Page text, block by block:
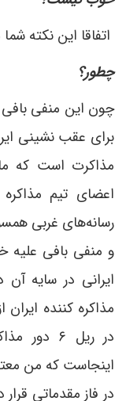
اتفاقا این نکته
چطور؟
چون این منفی بافی
برای عقب نشینی
مذاکرت است که
رسانه‌های غربی
و منفی بافی علیه
ایرانی در سایه
مذاکره کننده
در ریل ۶
اینجاست که من
در فاز مقدماتی